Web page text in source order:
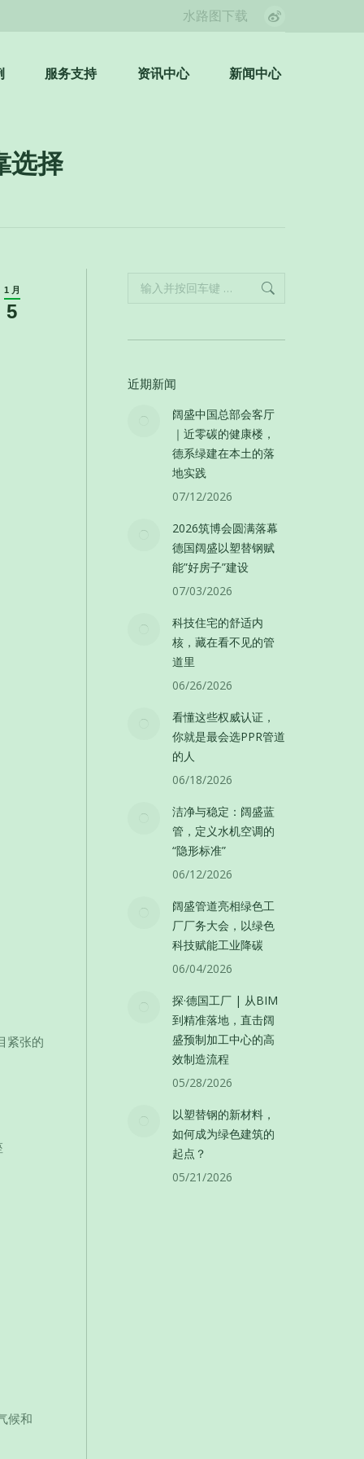
水路图下载
Weibo
opens
服务支持 资讯中心 新闻中心
选择
1 月
5
紧张的
候和
Search:
近期新闻
阔盛中国总部会客厅
｜近零碳的健康楼，
德系绿建在本土的落
地实践
07/12/2026
2026筑博会圆满落幕
德国阔盛以塑替钢赋
能”好房子”建设
07/03/2026
科技住宅的舒适内
核，藏在看不见的管
道里
06/26/2026
看懂这些权威认证，
你就是最会选PPR管道
的人
06/18/2026
洁净与稳定：阔盛蓝
管，定义水机空调的
“隐形标准”
06/12/2026
阔盛管道亮相绿色工
厂厂务大会，以绿色
科技赋能工业降碳
06/04/2026
探·德国工厂 | 从BIM
到精准落地，直击阔
盛预制加工中心的高
效制造流程
05/28/2026
以塑替钢的新材料，
如何成为绿色建筑的
起点？
05/21/2026